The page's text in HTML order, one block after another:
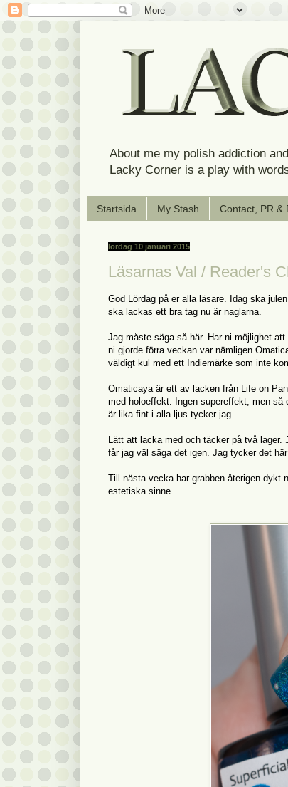
About me my polish addiction
Lacky Corner is a play with
Startsida My Stash Contact, PR &
lördag 10 januari 2015
Läsarnas Val / Reader's
God Lördag på er alla läsare. Idag ska
ska lackas ett bra tag nu är naglarna.
Jag måste säga så här. Har ni möjlighet
ni gjorde förra veckan var nämligen
väldigt kul med ett Indiemärke som inte
Omaticaya är ett av lacken från Life on
med holoeffekt. Ingen supereffekt, men
är lika fint i alla ljus tycker jag.
Lätt att lacka med och täcker på två
får jag väl säga det igen. Jag tycker det
Till nästa vecka har grabben återigen dykt
estetiska sinne.